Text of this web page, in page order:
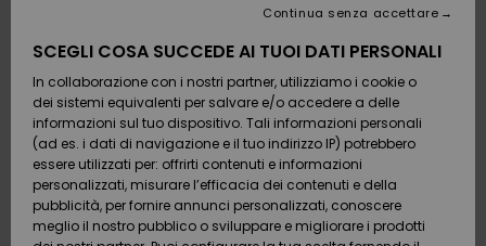
Calzature
e
infradito
Surf /
Acqua
Calzature
e
infradito
Surf /
Acqua
Da
Scoprire
Snow
SURF
Highlights
Comunità
SNOW
Shop
Snow
Shop
Donna
OUTLET
Outlet
Donna
Pagamento
Buono regalo
Quiksilver
Freedom
SCEGLI COSA SUCCEDE AI TUOI DATI PERSONALI
In collaborazione con i nostri partner, utilizziamo i cookie o
dei sistemi equivalenti per salvare e/o accedere a delle
informazioni sul tuo dispositivo. Tali informazioni personali
(ad es. i dati di navigazione e il tuo indirizzo IP) potrebbero
essere utilizzati per: offrirti contenuti e informazioni
personalizzati, misurare l’efficacia dei contenuti e della
pubblicità, per fornire annunci personalizzati, conoscere
meglio il nostro pubblico o sviluppare e migliorare i prodotti
Continua senza accettare